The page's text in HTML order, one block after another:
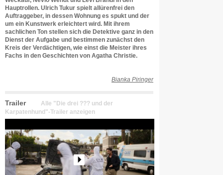
Hauptrollen. Ulrich Tukur spielt allürenfrei den
Auftraggeber, in dessen Wohnung es spukt und der
um ein Kunstwerk erleichtert wird. Mit ihrem
sachlichen Ton stellen sich die Detektive ganz in den
Dienst der Aufgabe und bestimmen zunächst den
Kreis der Verdächtigen, wie einst die Meister ihres
Fachs in den Geschichten von Agatha Christie.
Bianka Piringer
Trailer
Alle "Die drei ??? und der
Karpatenhund"-Trailer anzeigen